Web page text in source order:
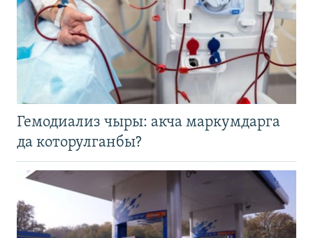
Гемодиализ чыры: акча маркумдарга
да которулганбы?